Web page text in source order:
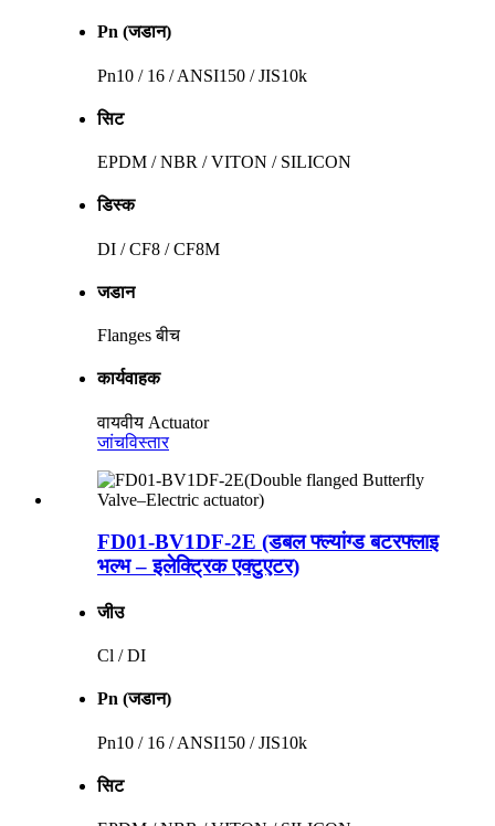
Pn (जडान)
Pn10 / 16 / ANSI150 / JIS10k
सिट
EPDM / NBR / VITON / SILICON
डिस्क
DI / CF8 / CF8M
जडान
Flanges बीच
कार्यवाहक
वायवीय Actuator
जांचविस्तार
FD01-BV1DF-2E (डबल फ्ल्यांग्ड बटरफ्लाइ
भल्भ – इलेक्ट्रिक एक्टुएटर)
जीउ
Cl / DI
Pn (जडान)
Pn10 / 16 / ANSI150 / JIS10k
सिट